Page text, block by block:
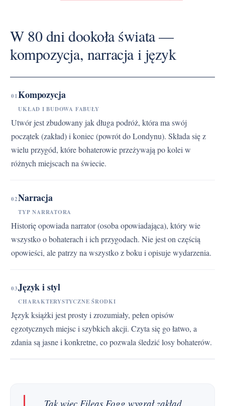
W 80 dni dookoła świata —
kompozycja, narracja i język
01Kompozycja
UKŁAD I BUDOWA FABUŁY
Utwór jest zbudowany jak długa podróż, która ma swój
początek (zakład) i koniec (powrót do Londynu). Składa się z
wielu przygód, które bohaterowie przeżywają po kolei w
różnych miejscach na świecie.
02Narracja
TYP NARRATORA
Historię opowiada narrator (osoba opowiadająca), który wie
wszystko o bohaterach i ich przygodach. Nie jest on częścią
opowieści, ale patrzy na wszystko z boku i opisuje wydarzenia.
03Język i styl
CHARAKTERYSTYCZNE ŚRODKI
Język książki jest prosty i zrozumiały, pełen opisów
egzotycznych miejsc i szybkich akcji. Czyta się go łatwo, a
zdania są jasne i konkretne, co pozwala śledzić losy bohaterów.
„Tak więc Fileas Fogg wygrał zakład,